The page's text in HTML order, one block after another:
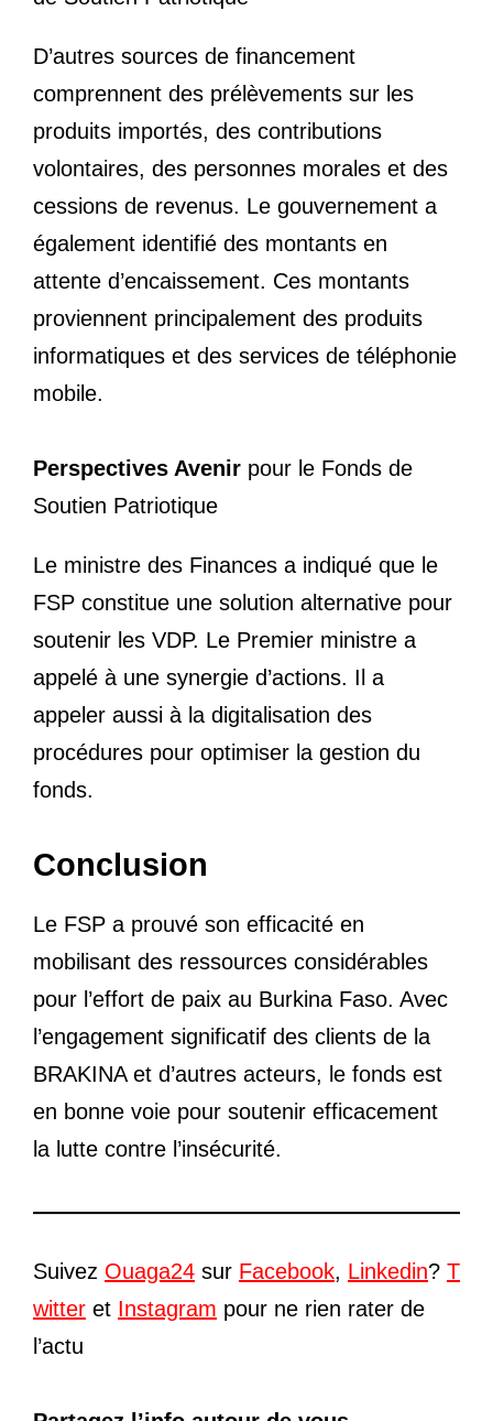
D’autres sources de financement
comprennent des prélèvements sur les
produits importés, des contributions
volontaires, des personnes morales et des
cessions de revenus. Le gouvernement a
également identifié des montants en
attente d’encaissement. Ces montants
proviennent principalement des produits
informatiques et des services de téléphonie
mobile.
Perspectives Avenir pour le Fonds de
Soutien Patriotique
Le ministre des Finances a indiqué que le
FSP constitue une solution alternative pour
soutenir les VDP. Le Premier ministre a
appelé à une synergie d’actions. Il a
appeler aussi à la digitalisation des
procédures pour optimiser la gestion du
fonds.
Conclusion
Le FSP a prouvé son efficacité en
mobilisant des ressources considérables
pour l’effort de paix au Burkina Faso. Avec
l’engagement significatif des clients de la
BRAKINA et d’autres acteurs, le fonds est
en bonne voie pour soutenir efficacement
la lutte contre l’insécurité.
Suivez Ouaga24 sur Facebook, Linkedin? T
witter et Instagram pour ne rien rater de
l’actu